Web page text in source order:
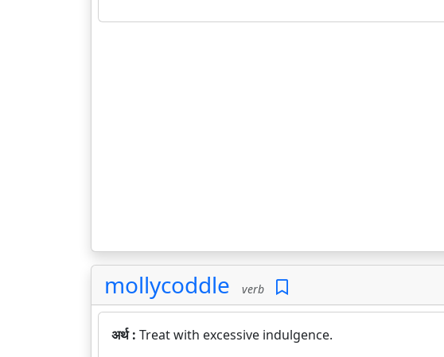
mollycoddle verb
अर्थ : Treat with excessive indulgence.